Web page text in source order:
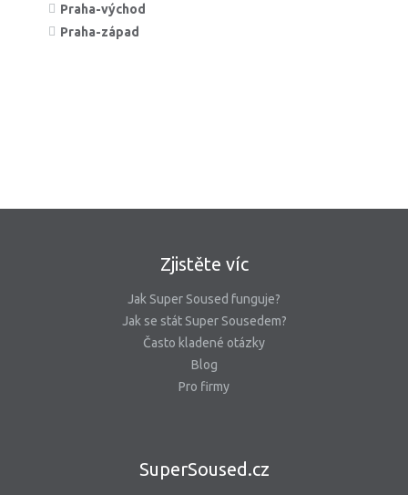
Praha-východ
Praha-západ
Zjistěte víc
Jak Super Soused funguje?
Jak se stát Super Sousedem?
Často kladené otázky
Blog
Pro firmy
SuperSoused.cz